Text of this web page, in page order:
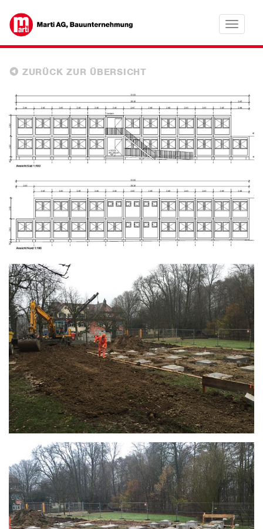
Toggle
ZURÜCK ZUR ÜBERSICHT